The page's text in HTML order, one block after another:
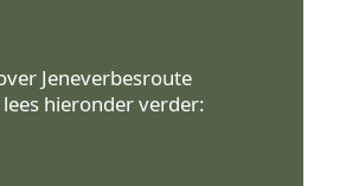
Jeneverbesroute
hieronder verder: